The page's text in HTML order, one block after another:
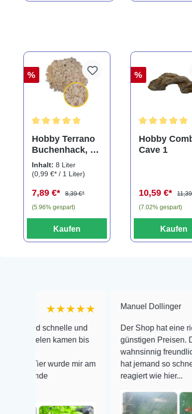
%
Hobby Terrano
Buchenhack, 8
Liter
Inhalt: 8 Liter
(0,99 €* / 1 Liter)
7,89 €*
8,39 €*
(5.96% gespart)
Kaufen
%
Hobby
Cave 1
10,59 €*
(7.02% gespart)
Kaufen
★★★★★
und
kamen bis
wurde mir am
Manuel Dollinger
Der Shop hat eine riesige
günstigen Preisen. Der
wahnsinnig freundlich und
hat jemand so schnell und
reagiert wie hier...